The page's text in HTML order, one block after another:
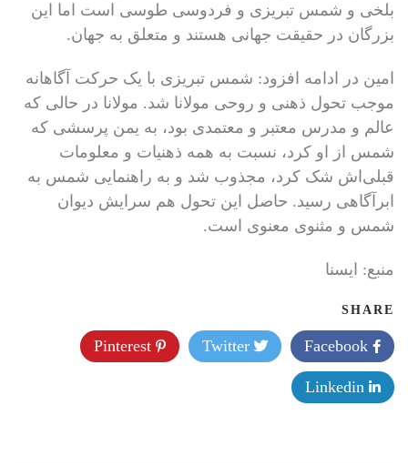
بلخی و شمس تبریزی و فردوسی طوسی است اما این
بزرگان در حقیقت جهانی هستند و متعلق به جهان.
امین در ادامه افزود: شمس تبریزی با یک حرکت آگاهانه
موجب تحول ذهنی و روحی مولانا شد. مولانا در حالی که
عالم و مدرس معتبر و معتمدی بود، به یمن پرسشی که
شمس از او کرد، نسبت به همه ذهنیات و معلومات
قبلی‌اش شک کرد، مجذوب شد و به راهنمایی شمس به
ابرآگاهی رسید. حاصل این تحول هم سرایش دیوان
شمس و مثنوی معنوی است.
منبع: ايسنا
SHARE
Twitter